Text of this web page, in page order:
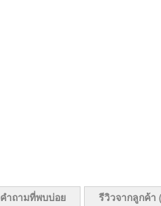
คำถามที่พบบ่อย รีวิวจากลูกค้า